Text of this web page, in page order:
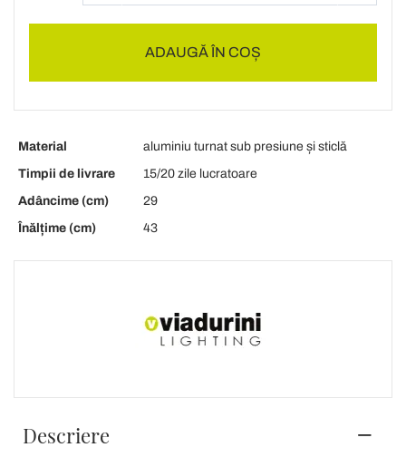
ADAUGĂ ÎN COȘ
Material
aluminiu turnat sub presiune și sticlă
Timpii de livrare
15/20 zile lucratoare
Adâncime (cm)
29
Înălțime (cm)
43
Descriere